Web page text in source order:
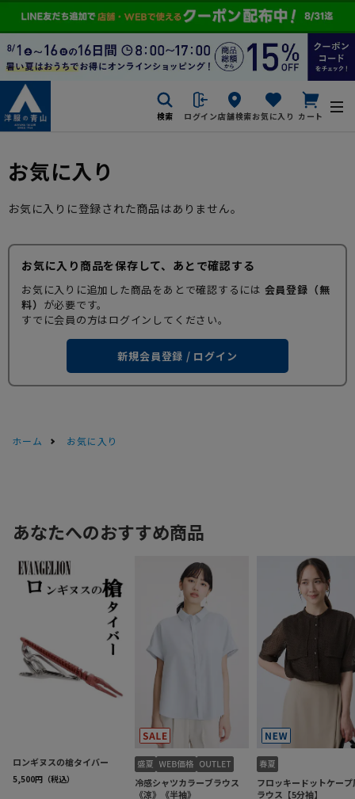
検索 ログイン店舗検索お気に入り カート
お気に入り
お気に入りに登録された商品はありません。
お気に入り商品を保存して、あとで確認する
お気に入りに追加した商品をあとで確認するには 会員登録（無
料） が必要です。
すでに会員の方はログインしてください。
新規会員登録 / ログイン
ホーム お気に入り